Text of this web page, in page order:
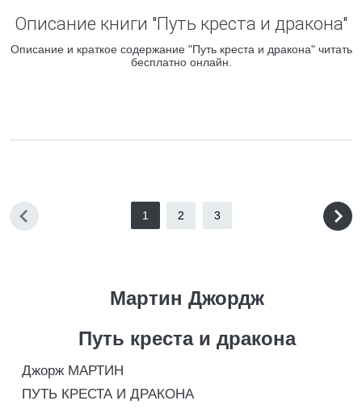
Описание книги "Путь креста и дракона"
Описание и краткое содержание "Путь креста и дракона" читать
бесплатно онлайн.
1 2 3
Мартин Джордж
Путь креста и дракона
Джорж МАРТИН
ПУТЬ КРЕСТА И ДРАКОНА